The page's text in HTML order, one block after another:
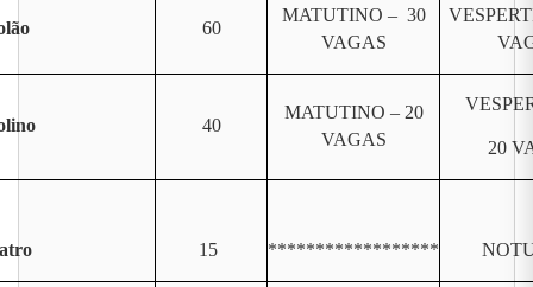
60
MATUTINO – 30
VAGAS
40
MATUTINO – 20
VAGAS
20
15 ******************